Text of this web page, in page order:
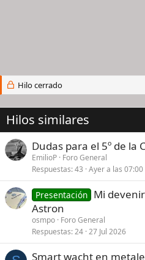
Hilo cerrado
Hilos similares
Dudas para el 5º de la
EmilioP Foro General
Respuestas 43 Ayer a las 07:00
Presentación Mi
Astron
osmpo Foro General
Respuestas 24 27 Jul 2026
Smart wacht en